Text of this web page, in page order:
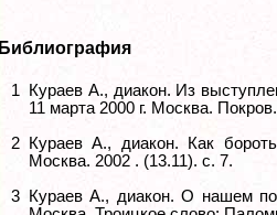
Библиография
1
Кураев А., диакон. Из
11 марта 2000 г. Москва.
2
Кураев А., диакон. Как
Москва. 2002 . (13.11). с. 7.
3
Кураев А., диакон. О нашем